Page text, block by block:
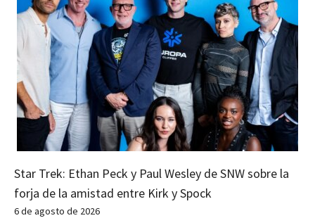
Star Trek: Ethan Peck y Paul Wesley de SNW sobre la
forja de la amistad entre Kirk y Spock
6 de agosto de 2026